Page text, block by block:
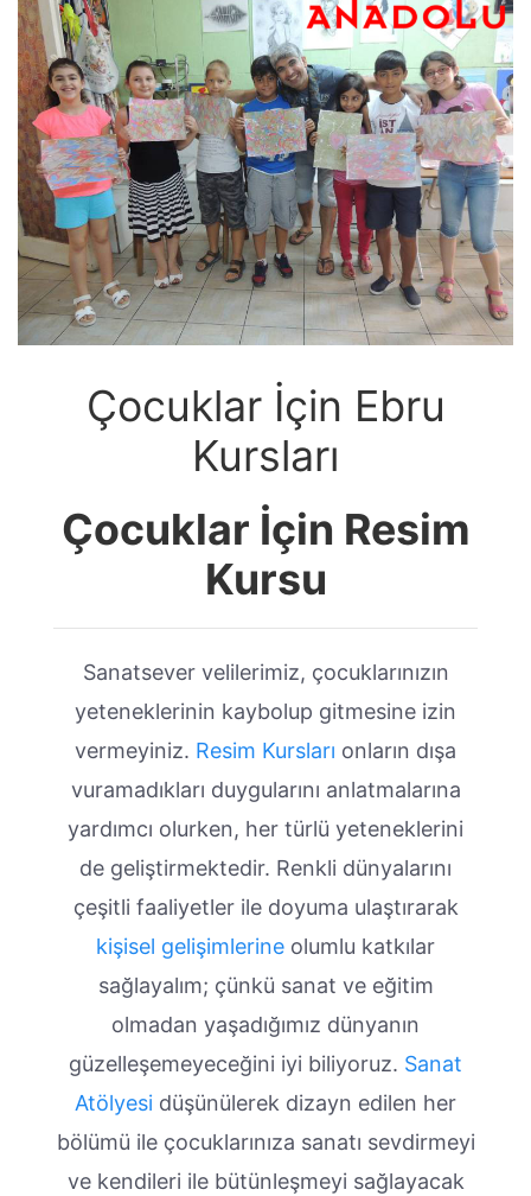
Çocuklar İçin Ebru
Kursları
Çocuklar İçin Resim
Kursu
Sanatsever velilerimiz, çocuklarınızın
yeteneklerinin kaybolup gitmesine izin
vermeyiniz. Resim Kursları onların dışa
vuramadıkları duygularını anlatmalarına
yardımcı olurken, her türlü yeteneklerini
de geliştirmektedir. Renkli dünyalarını
çeşitli faaliyetler ile doyuma ulaştırarak
kişisel gelişimlerine olumlu katkılar
sağlayalım; çünkü sanat ve eğitim
olmadan yaşadığımız dünyanın
güzelleşemeyeceğini iyi biliyoruz. Sanat
Atölyesi düşünülerek dizayn edilen her
bölümü ile çocuklarınıza sanatı sevdirmeyi
ve kendileri ile bütünleşmeyi sağlayacak